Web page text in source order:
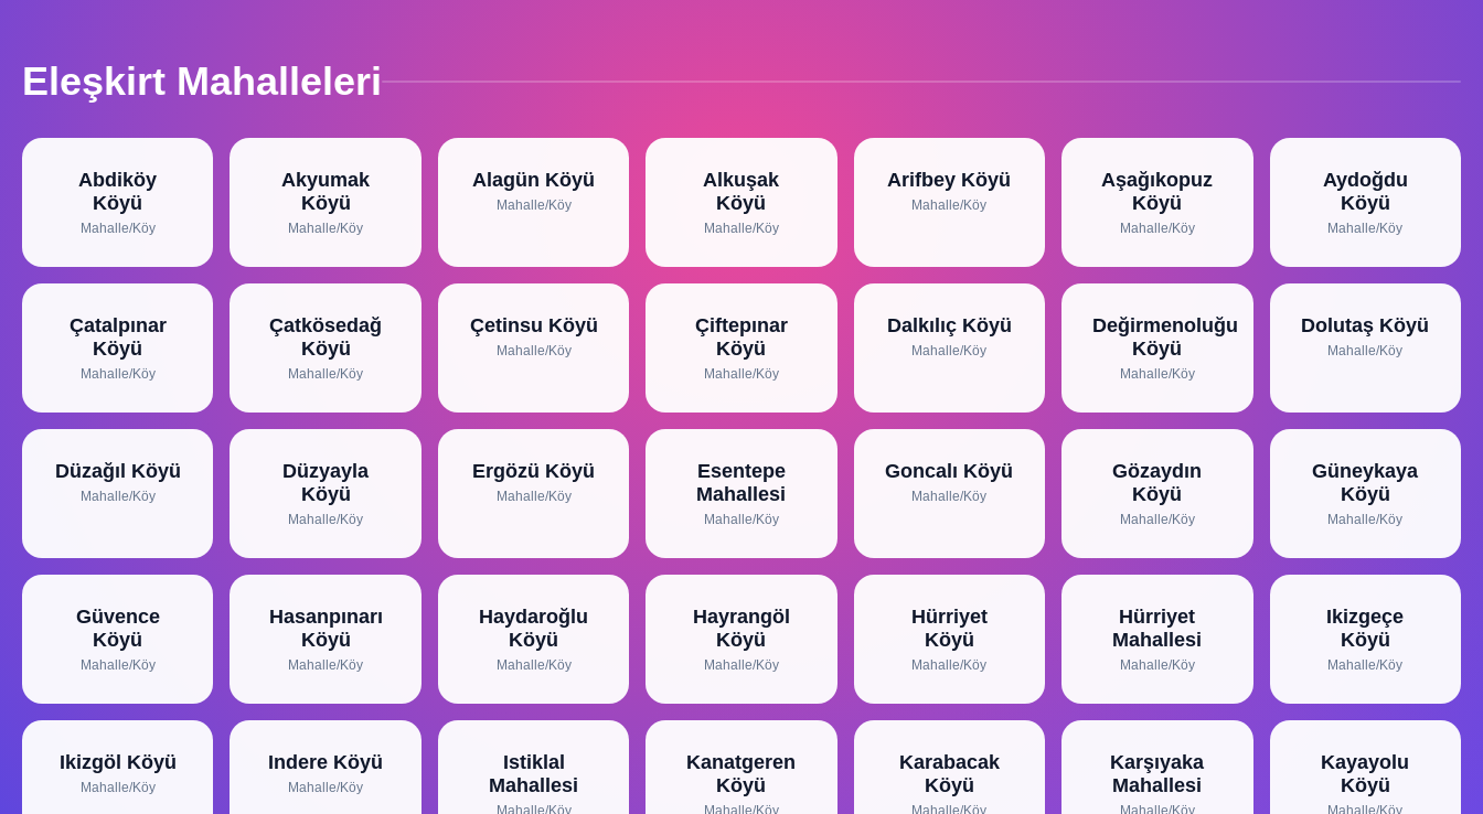
Eleşkirt Mahalleleri
Abdiköy
Köyü
Mahalle/Köy
Akyumak
Köyü
Mahalle/Köy
Alagün Köyü
Mahalle/Köy
Alkuşak
Köyü
Mahalle/Köy
Arifbey Köyü
Mahalle/Köy
Aşağıkopuz
Köyü
Mahalle/Köy
Aydoğdu
Köyü
Mahalle/Köy
Çatalpınar
Köyü
Mahalle/Köy
Çatkösedağ
Köyü
Mahalle/Köy
Çetinsu Köyü
Mahalle/Köy
Çiftepınar
Köyü
Mahalle/Köy
Dalkılıç Köyü
Mahalle/Köy
Değirmenoluğu
Köyü
Mahalle/Köy
Dolutaş Köyü
Mahalle/Köy
Düzağıl Köyü
Mahalle/Köy
Düzyayla
Köyü
Mahalle/Köy
Ergözü Köyü
Mahalle/Köy
Esentepe
Mahallesi
Mahalle/Köy
Goncalı Köyü
Mahalle/Köy
Gözaydın
Köyü
Mahalle/Köy
Güneykaya
Köyü
Mahalle/Köy
Güvence
Köyü
Mahalle/Köy
Hasanpınarı
Köyü
Mahalle/Köy
Haydaroğlu
Köyü
Mahalle/Köy
Hayrangöl
Köyü
Mahalle/Köy
Hürriyet
Köyü
Mahalle/Köy
Hürriyet
Mahallesi
Mahalle/Köy
Ikizgeçe
Köyü
Mahalle/Köy
Ikizgöl Köyü
Mahalle/Köy
Indere Köyü
Mahalle/Köy
Istiklal
Mahallesi
Mahalle/Köy
Kanatgeren
Köyü
Mahalle/Köy
Karabacak
Köyü
Mahalle/Köy
Karşıyaka
Mahallesi
Mahalle/Köy
Kayayolu
Köyü
Mahalle/Köy